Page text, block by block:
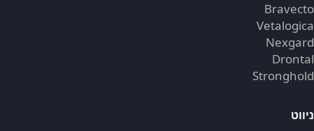
Bravecto
Vetalogica
Nexgard
Drontal
Stronghold
ניווט